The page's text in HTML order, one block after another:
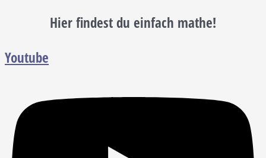
Hier findest du einfach mathe!
Youtube